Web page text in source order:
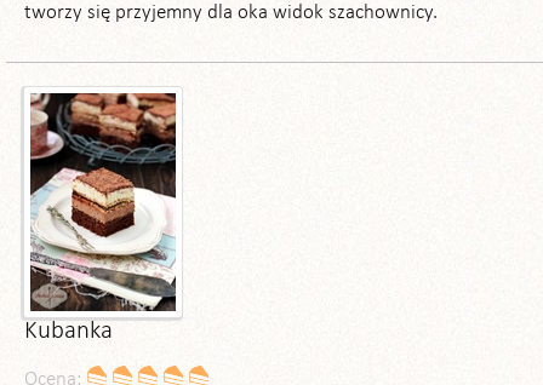
tworzy się przyjemny dla oka widok szachownicy.
Kubanka
Ocena: